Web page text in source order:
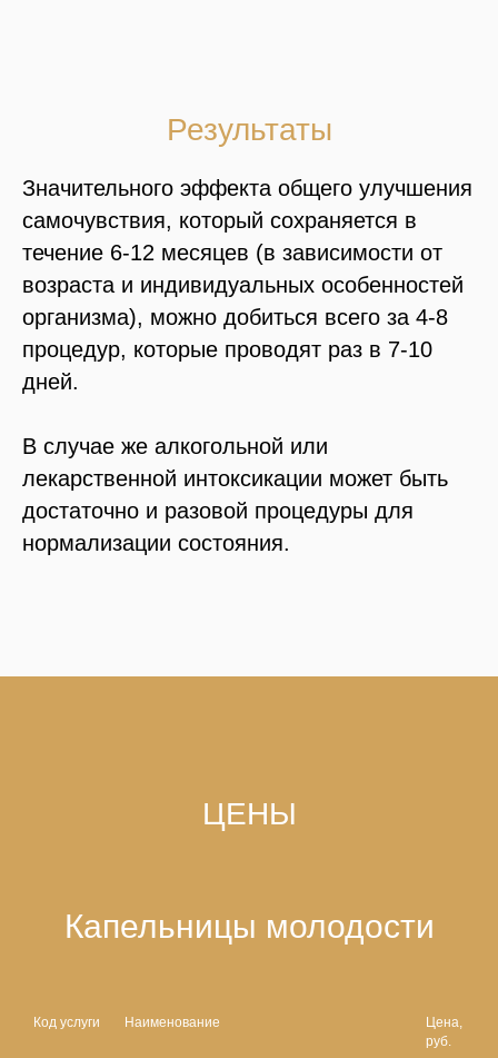
Результаты
Значительного эффекта общего улучшения
самочувствия, который сохраняется в
течение 6-12 месяцев (в зависимости от
возраста и индивидуальных особенностей
организма), можно добиться всего за 4-8
процедур, которые проводят раз в 7-10
дней.
В случае же алкогольной или
лекарственной интоксикации может быть
достаточно и разовой процедуры для
нормализации состояния.
ЦЕНЫ
Капельницы молодости
Код услуги Наименование
Цена,
руб.